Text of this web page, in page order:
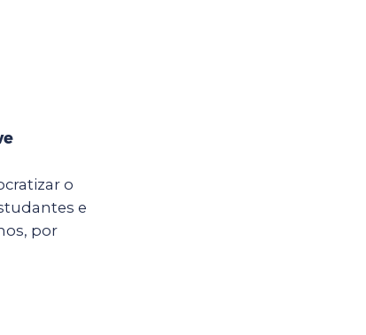
o
e
por